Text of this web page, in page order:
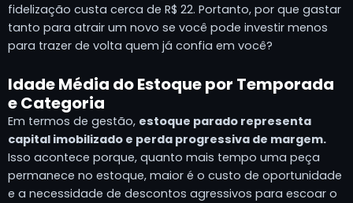
fidelização custa cerca de R$ 22. Portanto, por que gastar
tanto para atrair um novo se você pode investir menos
para trazer de volta quem já confia em você?
Idade Média do Estoque por Temporada
e Categoria
Em termos de gestão, estoque parado representa
capital imobilizado e perda progressiva de margem.
Isso acontece porque, quanto mais tempo uma peça
permanece no estoque, maior é o custo de oportunidade
e a necessidade de descontos agressivos para escoar o